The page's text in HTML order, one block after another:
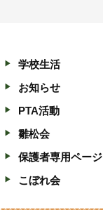
学校生活
お知らせ
PTA活動
雛松会
保護者専用ページ
こぼれ会